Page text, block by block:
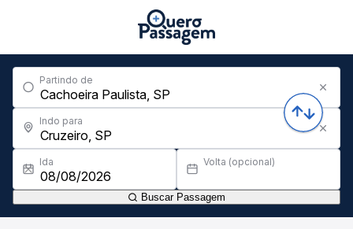
Partindo de
Indo para
Ida Volta (opcional)
Buscar Passagem